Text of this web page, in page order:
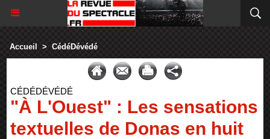
Accueil > CédéDévédé
CÉDÉDÉVÉDÉ
"À L'Ouest" : Les sensations
textuelles de Donas en huit